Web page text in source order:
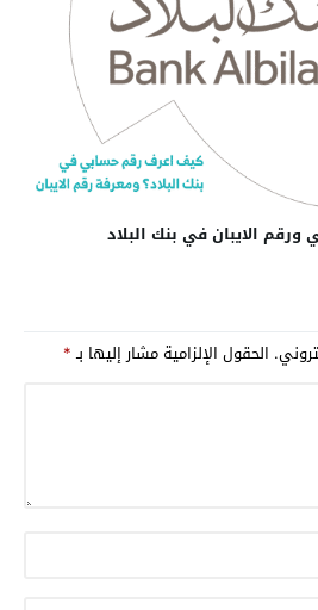
الايبان في بنك البلاد
الحقول الإلزامية مشار إليها بـ*